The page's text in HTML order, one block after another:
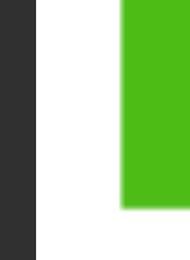
AVISOS